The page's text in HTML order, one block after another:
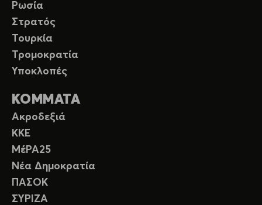
Ρωσία
Στρατός
Τουρκία
Τρομοκρατία
Υποκλοπές
ΚΟΜΜΑΤΑ
Ακροδεξιά
ΚΚΕ
ΜέΡΑ25
Νέα Δημοκρατία
ΠΑΣΟΚ
ΣΥΡΙΖΑ